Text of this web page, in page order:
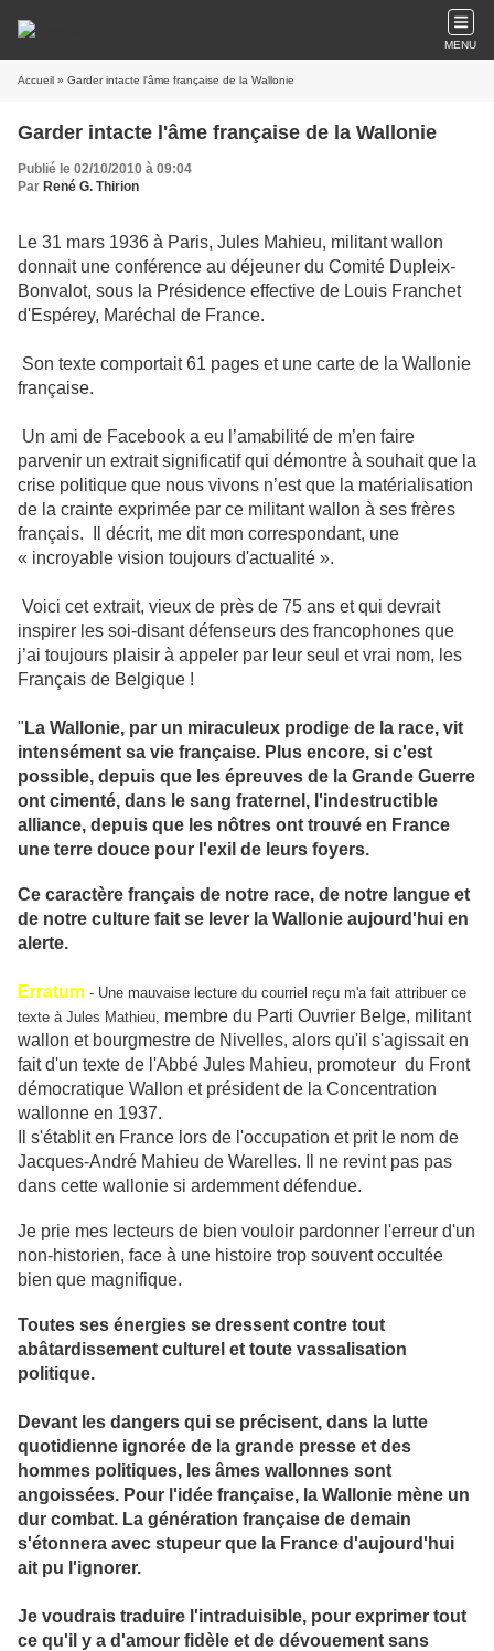
MENU
Accueil » Garder intacte l'âme française de la Wallonie
Garder intacte l'âme française de la Wallonie
Publié le 02/10/2010 à 09:04
Par René G. Thirion
Le 31 mars 1936 à Paris, Jules Mahieu, militant wallon
donnait une conférence au déjeuner du Comité Dupleix-
Bonvalot, sous la Présidence effective de Louis Franchet
d'Espérey, Maréchal de France.
Son texte comportait 61 pages et une carte de la Wallonie
française.
Un ami de Facebook a eu l’amabilité de m’en faire
parvenir un extrait significatif qui démontre à souhait que la
crise politique que nous vivons n’est que la matérialisation
de la crainte exprimée par ce militant wallon à ses frères
français. Il décrit, me dit mon correspondant, une
« incroyable vision toujours d'actualité ».
Voici cet extrait, vieux de près de 75 ans et qui devrait
inspirer les soi-disant défenseurs des francophones que
j’ai toujours plaisir à appeler par leur seul et vrai nom, les
Français de Belgique !
" La Wallonie, par un miraculeux prodige de la race, vit
intensément sa vie française. Plus encore, si c'est
possible, depuis que les épreuves de la Grande Guerre
ont cimenté, dans le sang fraternel, l'indestructible
alliance, depuis que les nôtres ont trouvé en France
une terre douce pour l'exil de leurs foyers.
Ce caractère français de notre race, de notre langue et
de notre culture fait se lever la Wallonie aujourd'hui en
alerte.
Erratum - Une mauvaise lecture du courriel reçu m'a fait attribuer ce
texte à Jules Mathieu, membre du Parti Ouvrier Belge, militant
wallon et bourgmestre de Nivelles, alors qu'il s'agissait en
fait d'un texte de l'Abbé Jules Mahieu, promoteur du Front
démocratique Wallon et président de la Concentration
wallonne en 1937.
Il s'établit en France lors de l'occupation et prit le nom de
Jacques-André Mahieu de Warelles. Il ne revint pas pas
dans cette wallonie si ardemment défendue.
Je prie mes lecteurs de bien vouloir pardonner l'erreur d'un
non-historien, face à une histoire trop souvent occultée
bien que magnifique.
Toutes ses énergies se dressent contre tout
abâtardissement culturel et toute vassalisation
politique.
Devant les dangers qui se précisent, dans la lutte
quotidienne ignorée de la grande presse et des
hommes politiques, les âmes wallonnes sont
angoissées. Pour l'idée française, la Wallonie mène un
dur combat. La génération française de demain
s'étonnera avec stupeur que la France d'aujourd'hui
ait pu l'ignorer.
Je voudrais traduire l'intraduisible, pour exprimer tout
ce qu'il y a d'amour fidèle et de dévouement sans